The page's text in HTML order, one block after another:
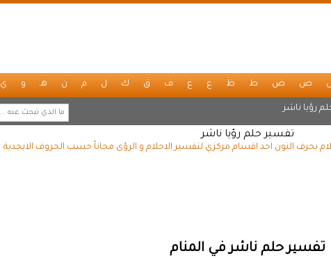
ص ض ط ظ ع غ ف ق ك ل م ن هـ و ي
رؤيا ناشر
تفسير حلم رؤيا ناشر
بحرف النون احد اقسام مركزي لتفسير الاحلام و الرؤى مجاناً حسب الحروف الابجدية
تفسير حلم ناشر في المنام